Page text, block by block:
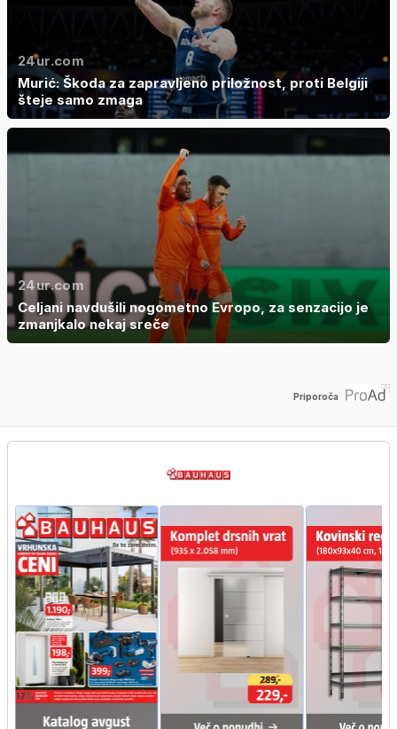
24ur.com
Murić: Škoda za zapravljeno priložnost, proti Belgiji
šteje samo zmaga
24ur.com
Celjani navdušili nogometno Evropo, za senzacijo je
zmanjkalo nekaj sreče
Priporoča